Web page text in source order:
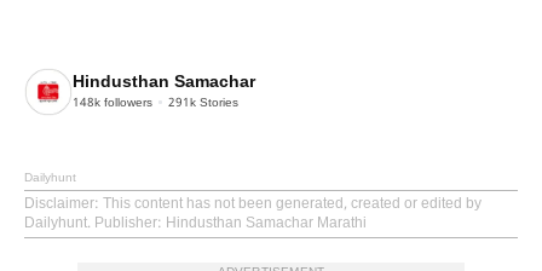
Hindusthan Samachar
148k followers 291k Stories
Dailyhunt
Disclaimer: This content has not been generated, created or edited by
Dailyhunt. Publisher: Hindusthan Samachar Marathi